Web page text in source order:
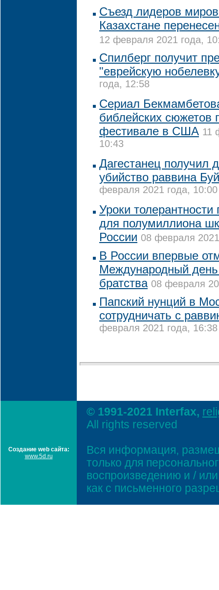
Съезд лидеров
Казахстане
12 февраля 2021 года,
Спилберг получит
"еврейскую
года, 12:58
Сериал
библейских сюжетов
фестивале в США 11
10:43
Дагестанец получил
убийство раввина
февраля 2021 года, 10:00
Уроки
для полумиллиона
России 08 февраля
В России впервые
Международный день
братства 08 февраля
Папский нунций в
сотрудничать с
февраля 2021 года, 16:38
Создание web сайта:
www.5d.ru
© 1991-2021 Interfax,
All rights reserved
Вся информация,
только для
воспроизведению и /
как с письменного